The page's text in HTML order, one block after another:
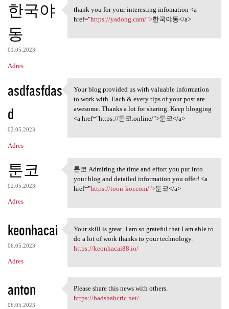
한국야
동
01.05.2023
Adres
thank you for your
thank you for your interesting infomation <a
href="https://yadong.cam/">한국야동</a>
asdfasfdas
d
02.05.2023
Adres
Your blog provided us with
Your blog provided us with valuable information
to work with. Each & every tips of your post are
awesome. Thanks a lot for sharing. Keep blogging
<a href="https://툰코.online/">툰코</a>
툰코
02.05.2023
Adres
툰코 Admiring the time and
툰코 Admiring the time and effort you put into
your blog and detailed information you offer! <a
href="https://toon-kor.com/">툰코</a>
keonhacai
06.05.2023
Adres
Your skill is great. I am so
Your skill is great. I am so grateful that I am able to
do a lot of work thanks to your technology.
https://keonhacai88.io/
anton
06.05.2023
Please share this news with
Please share this news with others.
https://badshahcric.net/